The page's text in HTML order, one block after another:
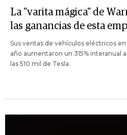
La "varita mágica" de
las ganancias de esta
Sus ventas de vehículos eléctricos
año aumentaron un 315% interanual
las 510 mil de Tesla.